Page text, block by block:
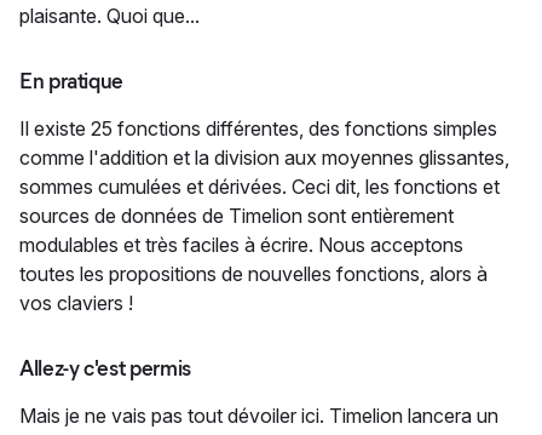
plaisante. Quoi que...
En pratique
Il existe 25 fonctions différentes, des fonctions simples
comme l'addition et la division aux moyennes glissantes,
sommes cumulées et dérivées. Ceci dit, les fonctions et
sources de données de Timelion sont entièrement
modulables et très faciles à écrire. Nous acceptons
toutes les propositions de nouvelles fonctions, alors à
vos claviers !
Allez-y c'est permis
Mais je ne vais pas tout dévoiler ici. Timelion lancera un